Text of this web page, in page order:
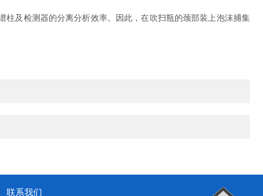
及检测器的分离分析效率。因此，在吹扫瓶的颈部装上泡沫捕集
联系我们